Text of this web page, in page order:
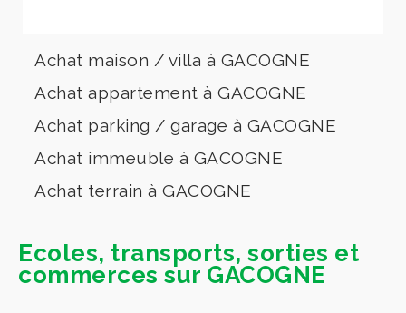
Achat maison / villa à GACOGNE
Achat appartement à GACOGNE
Achat parking / garage à GACOGNE
Achat immeuble à GACOGNE
Achat terrain à GACOGNE
Ecoles, transports, sorties et
commerces sur GACOGNE